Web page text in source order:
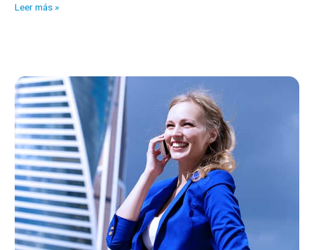
Las
marketing
Leer más »